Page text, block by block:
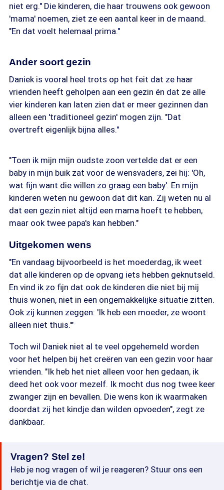
niet erg." Die kinderen, die haar trouwens ook gewoon
'mama' noemen, ziet ze een aantal keer in de maand.
"En dat voelt helemaal prima."
Ander soort gezin
Daniek is vooral heel trots op het feit dat ze haar
vrienden heeft geholpen aan een gezin én dat ze alle
vier kinderen kan laten zien dat er meer gezinnen dan
alleen een 'traditioneel gezin' mogen zijn. "Dat
overtreft eigenlijk bijna alles."
"Toen ik mijn mijn oudste zoon vertelde dat er een
baby in mijn buik zat voor de wensvaders, zei hij: 'Oh,
wat fijn want die willen zo graag een baby'. En mijn
kinderen weten nu gewoon dat dit kan. Zij weten nu al
dat een gezin niet altijd een mama hoeft te hebben,
maar ook twee papa's kan hebben."
Uitgekomen wens
"En vandaag bijvoorbeeld is het moederdag, ik weet
dat alle kinderen op de opvang iets hebben geknutseld.
En vind ik zo fijn dat ook de kinderen die niet bij mij
thuis wonen, niet in een ongemakkelijke situatie zitten.
Ook zij kunnen zeggen: 'Ik heb een moeder, ze woont
alleen niet thuis.'"
Toch wil Daniek niet al te veel opgehemeld worden
voor het helpen bij het creëren van een gezin voor haar
vrienden. "Ik heb het niet alleen voor hen gedaan, ik
deed het ook voor mezelf. Ik mocht dus nog twee keer
zwanger zijn en bevallen. Die wens kon ik waarmaken
doordat zij het kindje dan wilden opvoeden", zegt ze
dankbaar.
Vragen? Stel ze!
Heb je nog vragen of wil je reageren? Stuur ons een
berichtje via de chat.